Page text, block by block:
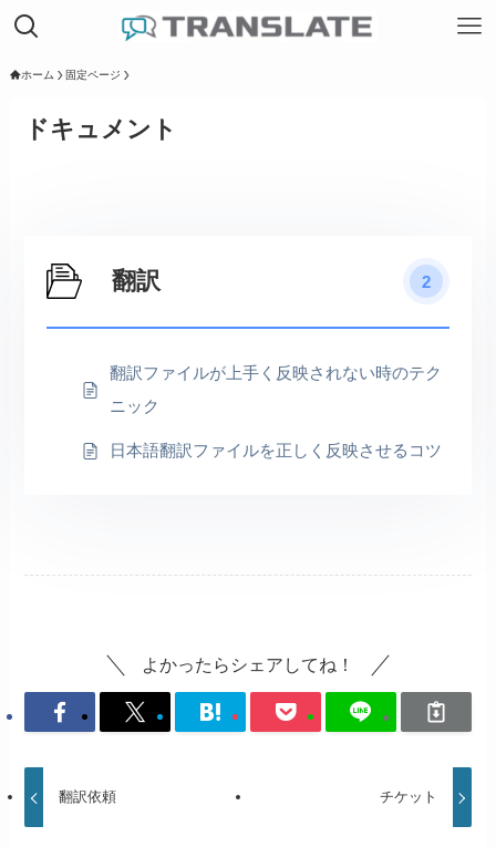
ホーム 固定ページ
ドキュメント
翻訳 2
翻訳ファイルが上手く反映されない時のテク
ニック
日本語翻訳ファイルを正しく反映させるコツ
よかったらシェアしてね！
翻訳依頼 チケット